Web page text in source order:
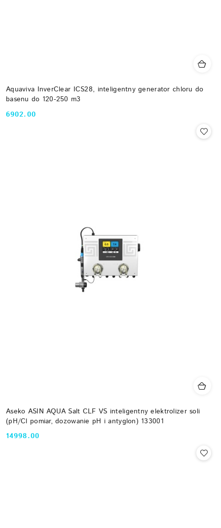
Aquaviva InverClear ICS28, inteligentny generator chloru do
basenu do 120-250 m3
Cena:
6902.00
Aseko ASIN AQUA Salt CLF VS inteligentny elektrolizer soli
(pH/Cl pomiar, dozowanie pH i antyglon) 133001
Cena:
14998.00